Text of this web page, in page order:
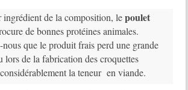
ingrédient de la composition, lepoulet
de bonnes protéines animales.
nous que le produit frais perd une grande
lors de la fabrication des croquettes
la teneur en viande.